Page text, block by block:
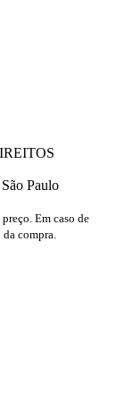
Paulo
Em caso de
compra.